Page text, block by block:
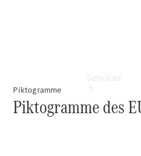
Piktogramme
Piktogramme des